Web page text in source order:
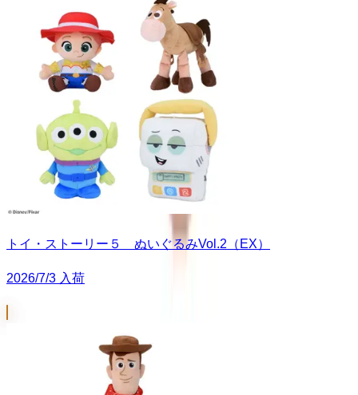
トイ・ストーリー５ ぬいぐるみVol.2（EX）
2026/7/3 入荷